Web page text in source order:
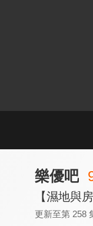
樂優吧
【濕地與
更新至第 258